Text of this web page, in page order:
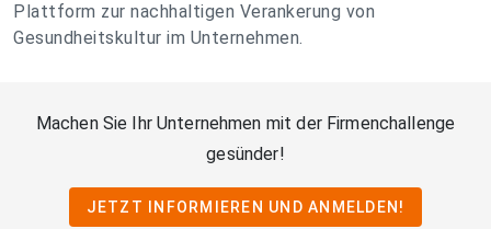
Plattform zur nachhaltigen Verankerung von
Gesundheitskultur im Unternehmen.
Machen Sie Ihr Unternehmen mit der Firmenchallenge
gesünder!
JETZT INFORMIEREN UND ANMELDEN!